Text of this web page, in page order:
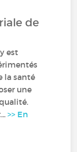
de
est
la santé
une
>> En